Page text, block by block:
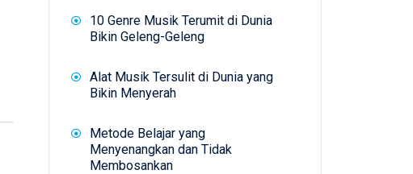
10 Genre Musik Terumit di Dunia
Bikin Geleng-Geleng
Alat Musik Tersulit di Dunia yang
Bikin Menyerah
Metode Belajar yang
Menyenangkan dan Tidak
Membosankan